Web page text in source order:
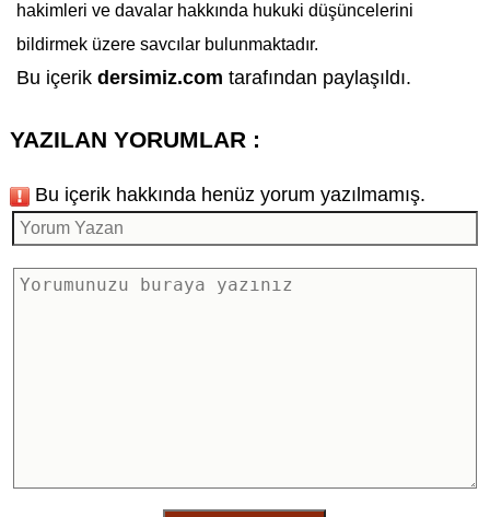
hakimleri ve davalar hakkında hukuki düşüncelerini
bildirmek üzere savcılar bulunmaktadır.
Bu içerik dersimiz.com tarafından paylaşıldı.
YAZILAN YORUMLAR :
Bu içerik hakkında henüz yorum yazılmamış.